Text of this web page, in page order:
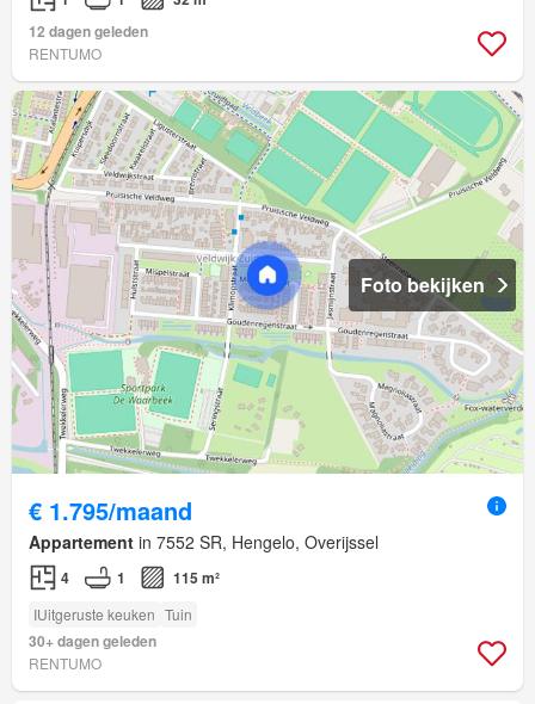
12 dagen geleden
RENTUMO
Foto bekijken
€ 1.795/maand
Appartement in 7552 SR, Hengelo, Overijssel
4 1 115 m²
IUitgeruste keuken Tuin
30+ dagen geleden
RENTUMO